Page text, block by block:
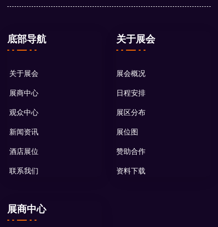
底部导航
关于展会
展商中心
观众中心
新闻资讯
酒店展位
联系我们
关于展会
展会概况
日程安排
展区分布
展位图
赞助合作
资料下载
展商中心